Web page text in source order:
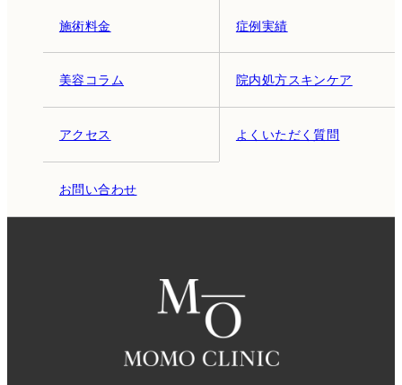
施術料金 症例実績
美容コラム 院内処方スキンケア
アクセス よくいただく質問
お問い合わせ